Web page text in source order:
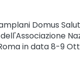
Domus
in data 8-9